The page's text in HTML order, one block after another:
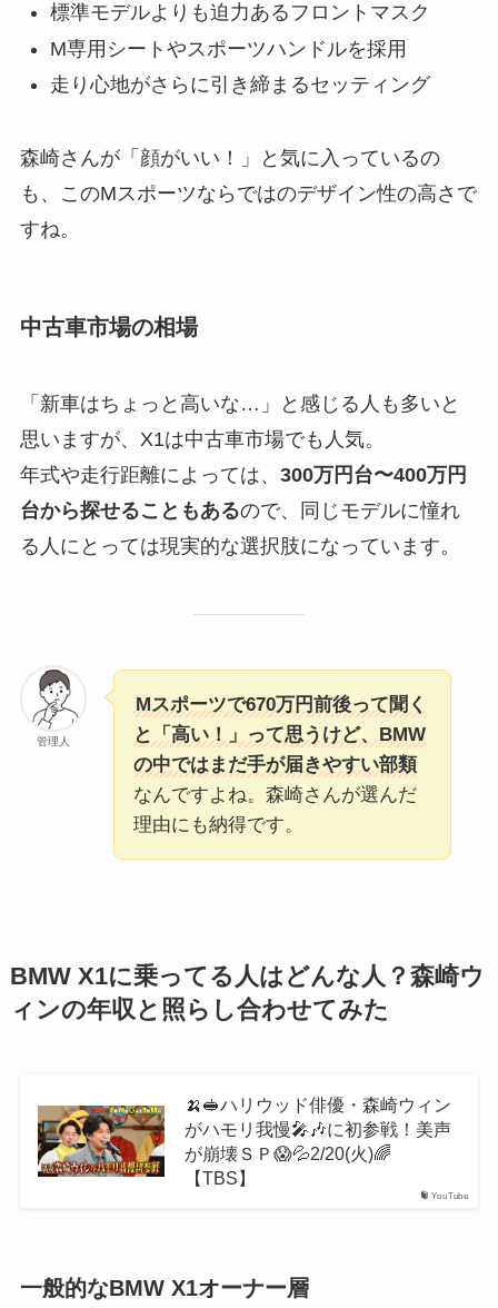
標準モデルよりも迫力あるフロントマスク
M専用シートやスポーツハンドルを採用
走り心地がさらに引き締まるセッティング
森崎さんが「顔がいい！」と気に入っているの
も、このMスポーツならではのデザイン性の高さで
すね。
中古車市場の相場
「新車はちょっと高いな…」と感じる人も多いと
思いますが、X1は中古車市場でも人気。
年式や走行距離によっては、 300万円台〜400万円
台から探せることもあるので、同じモデルに憧れ
る人にとっては現実的な選択肢になっています。
管理人
Mスポーツで670万円前後って聞く
と「高い！」って思うけど、BMW
の中ではまだ手が届きやすい部類
なんですよね。森崎さんが選んだ
理由にも納得です。
BMW X1に乗ってる人はどんな人？森崎ウ
ィンの年収と照らし合わせてみた
YouTube
🍌🥪ハリウッド俳優・森崎ウィン
がハモリ我慢🎤🎶に初参戦！美声
が崩壊ＳＰ😱💦2/20(火)🌈
【TBS】
一般的なBMW X1オーナー層